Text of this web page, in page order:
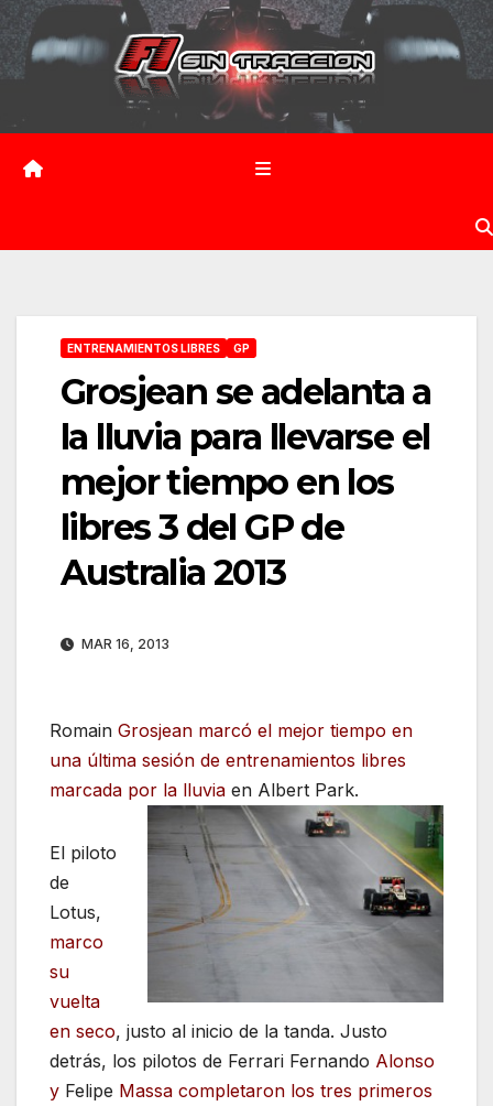
Saltar
contenido
ENTRENAMIENTOS LIBRES GP
Grosjean se adelanta a
la lluvia para llevarse el
mejor tiempo en los
libres 3 del GP de
Australia 2013
MAR 16, 2013
Romain Grosjean marcó el mejor tiempo en
una última sesión de entrenamientos libres
marcada por la lluvia en Albert Park.
El piloto
de
Lotus,
marco
su
vuelta
en seco, justo al inicio de la tanda. Justo
detrás, los pilotos de Ferrari Fernando Alonso
y Felipe Massa completaron los tres primeros